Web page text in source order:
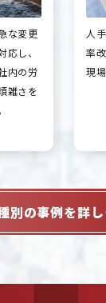
な変更
応し、
内の労
雑さを
人
率
現
別の事例を詳